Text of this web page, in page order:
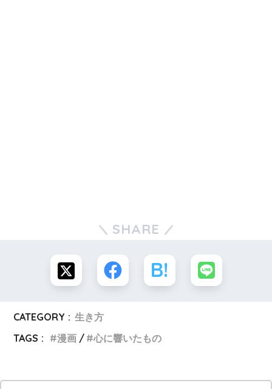
SHARE
CATEGORY : 生き方
TAGS :
漫画 心に響いたもの